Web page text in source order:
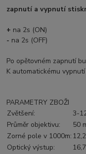
zapnutí a vypnutí
+ na 2s (ON)
- na 2s (OFF)
Po opětovném zapnutí
K automatickému
PARAMETRY ZBOŽI
Zvětšení:
3-
Průměr objektivu:
50
Zorné pole v 1000m:
Optický výstup: